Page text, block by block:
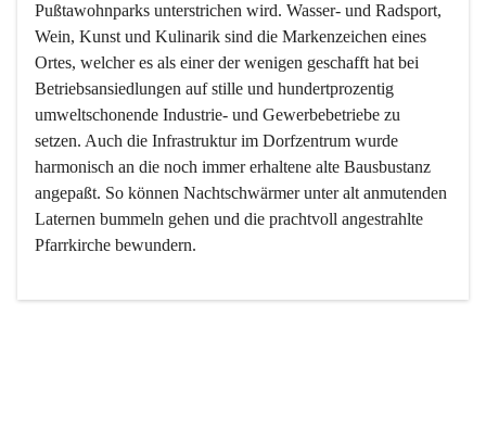
Pußtawohnparks unterstrichen wird. Wasser- und Radsport,
Wein, Kunst und Kulinarik sind die Markenzeichen eines
Ortes, welcher es als einer der wenigen geschafft hat bei
Betriebsansiedlungen auf stille und hundertprozentig
umweltschonende Industrie- und Gewerbebetriebe zu
setzen. Auch die Infrastruktur im Dorfzentrum wurde
harmonisch an die noch immer erhaltene alte Bausbustanz
angepaßt. So können Nachtschwärmer unter alt anmutenden
Laternen bummeln gehen und die prachtvoll angestrahlte
Pfarrkirche bewundern.
Der Weinbau dominert heute nicht mehr, ist aber integrativer